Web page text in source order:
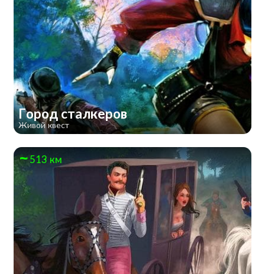
Город сталкеров
Живой квест
513 км